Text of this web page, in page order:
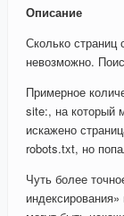
Описание
Сколько страниц
невозможно.
Примерное
site:, на который
искажено
robots.txt, но
Чуть более